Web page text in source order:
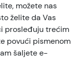
možete nas
želite da Vas
prosleđuju trećim
povući pismenom
šaljete e-